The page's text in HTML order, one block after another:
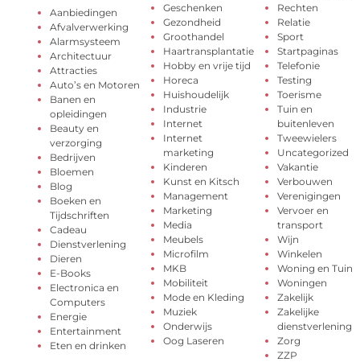
Aanbiedingen
Afvalverwerking
Alarmsysteem
Architectuur
Attracties
Auto’s en Motoren
Banen en
opleidingen
Beauty en
verzorging
Bedrijven
Bloemen
Blog
Boeken en
Tijdschriften
Cadeau
Dienstverlening
Dieren
E-Books
Electronica en
Computers
Energie
Entertainment
Eten en drinken
Geschenken
Gezondheid
Groothandel
Haartransplantatie
Hobby en vrije tijd
Horeca
Huishoudelijk
Industrie
Internet
Internet
marketing
Kinderen
Kunst en Kitsch
Management
Marketing
Media
Meubels
Microfilm
MKB
Mobiliteit
Mode en Kleding
Muziek
Onderwijs
Oog Laseren
Rechten
Relatie
Sport
Startpaginas
Telefonie
Testing
Toerisme
Tuin en
buitenleven
Tweewielers
Uncategorized
Vakantie
Verbouwen
Verenigingen
Vervoer en
transport
Wijn
Winkelen
Woning en Tuin
Woningen
Zakelijk
Zakelijke
dienstverlening
Zorg
ZZP